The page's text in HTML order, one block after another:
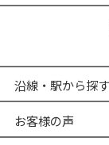
沿線・駅から探す
お客様の声